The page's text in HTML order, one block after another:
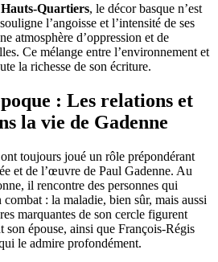
Quartiers, le décor basque n’est
l’angoisse et l’intensité de ses
atmosphère d’oppression et de
Ce mélange entre l’environnement et
la richesse de son écriture.
: Les relations et
la vie de Gadenne
toujours joué un rôle prépondérant
et de l’œuvre de Paul Gadenne. Au
il rencontre des personnes qui
: la maladie, bien sûr, mais aussi
marquantes de son cercle figurent
épouse, ainsi que François-Régis
le admire profondément.